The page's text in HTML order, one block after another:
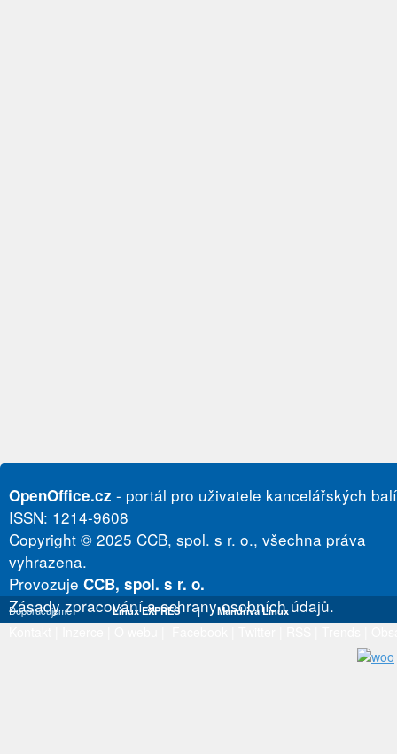
OpenOffice.cz - portál pro uživatele kancelářských
ISSN: 1214-9608
Copyright © 2025 CCB, spol. s r. o., všechna práva
vyhrazena.
Provozuje CCB, spol. s r. o.
Zásady zpracování a ochrany osobních údajů.
Doporučujeme Linux EXPRES | Mandriva Linux